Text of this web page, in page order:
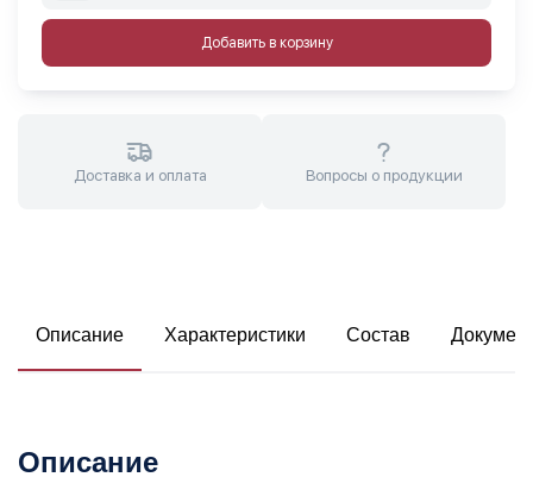
Добавить в корзину
Доставка и оплата Вопросы о продукции
Описание Характеристики Состав
Описание